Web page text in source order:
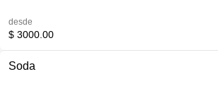
desde
$ 3000.00
Soda